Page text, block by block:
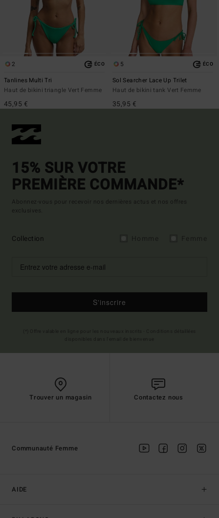
2 ÉCO
Tanlines Multi Tri
Haut de bikini triangle Vert Femme
45,95 €
5 ÉCO
Sol Searcher Lace Up Trilet
Haut de bikini tank Vert Femme
35,95 €
15% SUR VOTRE
PREMIÈRE COMMANDE*
Abonnez-vous pour recevoir nos dernières actus et nos offres
exclusives.
Collection
S'inscrire
Trouver un magasin Contactez nous
AIDE
Communauté Femme